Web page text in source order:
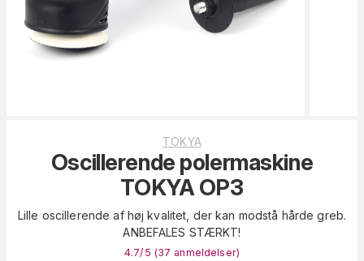
TOKYA
Oscillerende polermaskine
TOKYA OP3
Lille oscillerende af høj kvalitet, der kan modstå hårde greb.
ANBEFALES STÆRKT!
4.7/5 (37 anmeldelser)